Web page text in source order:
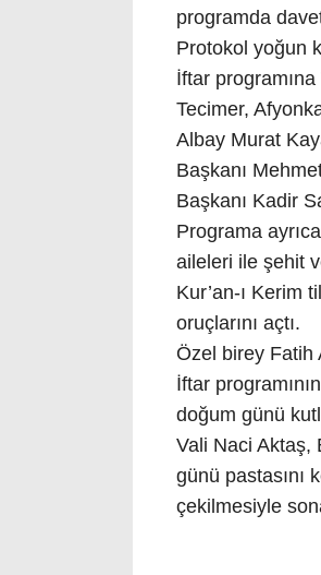
programda
Protokol yoğun
İftar programına
Tecimer,
Albay Murat
Başkanı
Başkanı Kadir
Programa
aileleri ile şehit
Kur’an-ı Kerim
oruçlarını açtı.
Özel birey Fatih
İftar
doğum günü
Vali Naci Aktaş,
günü pastasını
çekilmesiyle